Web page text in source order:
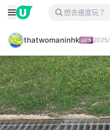
thatwomaninhk